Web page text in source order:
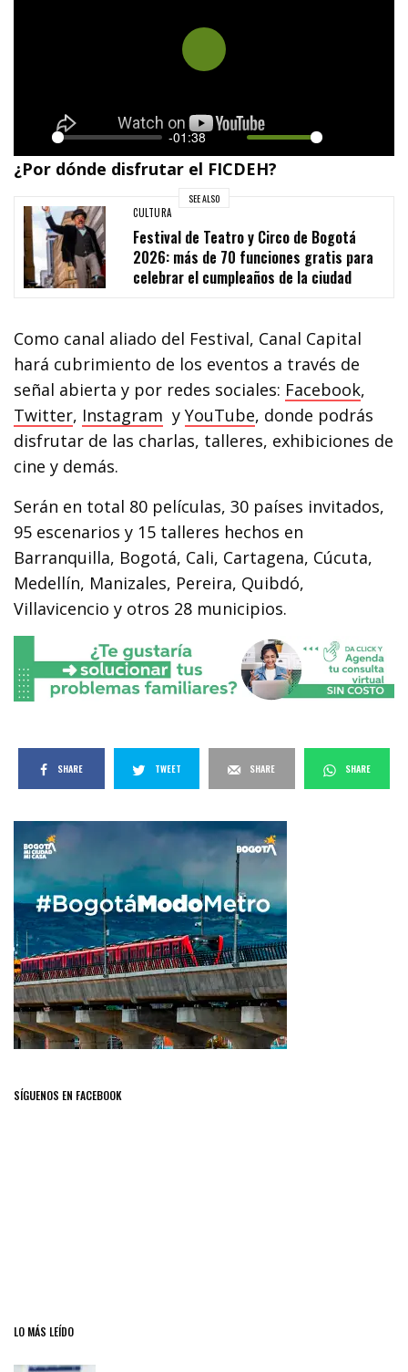
P
a
y
-01:38
M
e
S
t
i
s
E
c
e
P
a
y
¿Por dónde disfrutar el FICDEH?
SEE ALSO
CULTURA
Festival de Teatro y Circo de Bogotá
2026: más de 70 funciones gratis para
celebrar el cumpleaños de la ciudad
Como canal aliado del Festival, Canal Capital
hará cubrimiento de los eventos a través de
señal abierta y por redes sociales: Facebook,
Twitter, Instagram yYouTube, donde podrás
disfrutar de las charlas, talleres, exhibiciones de
cine y demás.
Serán en total 80 películas, 30 países invitados,
95 escenarios y 15 talleres hechos en
Barranquilla, Bogotá, Cali, Cartagena, Cúcuta,
Medellín, Manizales, Pereira, Quibdó,
Villavicencio y otros 28 municipios.
SHARE TWEET SHARE SHARE
SÍGUENOS EN FACEBOOK
LO MÁS LEÍDO